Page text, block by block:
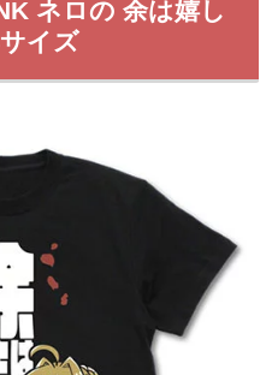
ネロの 余は嬉し
イズ